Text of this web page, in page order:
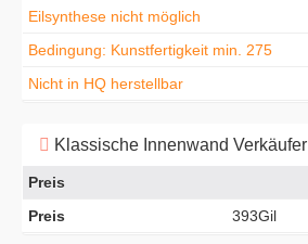
Eilsynthese nicht möglich
Bedingung: Kunstfertigkeit min. 275
Nicht in HQ herstellbar
Klassische Innenwand Verkäufer
Preis
Preis
393Gil